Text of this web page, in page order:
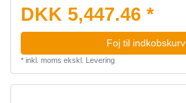
DKK 5,447.46 *
Foj til indkobskurv
* inkl. moms ekskl. Levering